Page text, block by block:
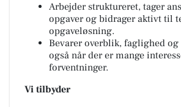
Arbejder struktureret, tager
opgaver og bidrager aktivt til
opgaveløsning.
Bevarer overblik, faglighed og
også når der er mange
forventninger.
Vi tilbyder